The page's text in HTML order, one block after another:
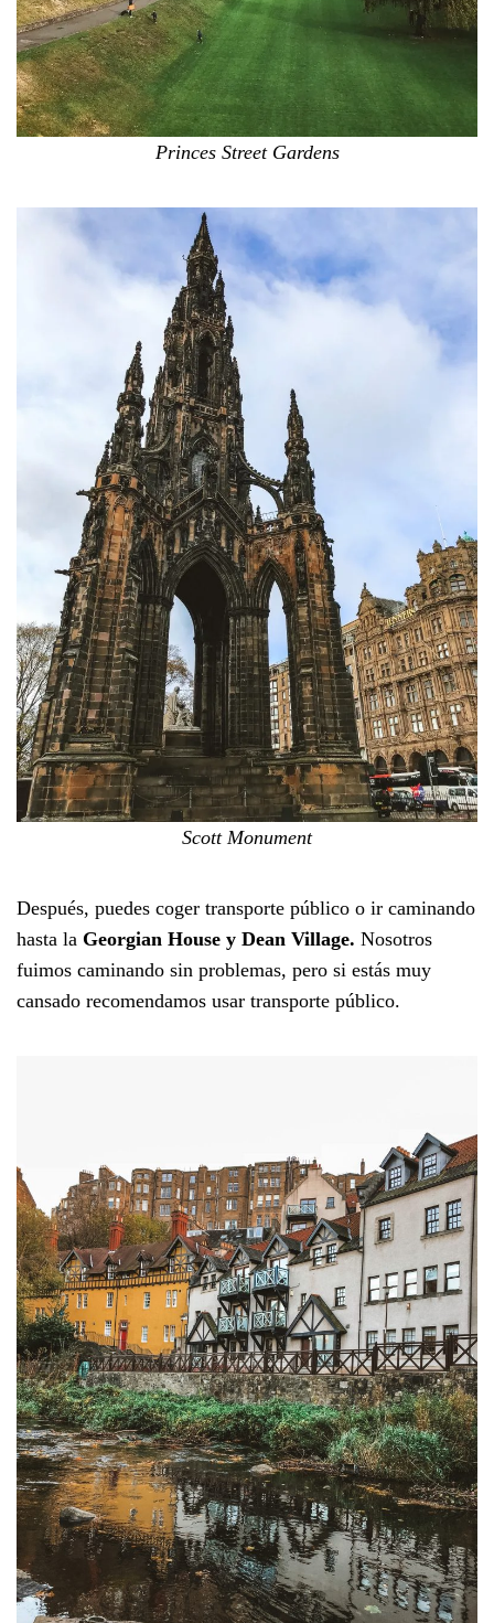
Princes Street Gardens
Scott Monument
Después, puedes coger transporte público o ir caminando
hasta la Georgian House y Dean Village. Nosotros
fuimos caminando sin problemas, pero si estás muy
cansado recomendamos usar transporte público.